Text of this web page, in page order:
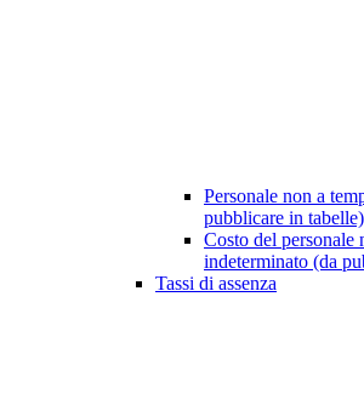
Personale non a
pubblicare in tabelle)
Costo del personale
indeterminato (da
Tassi di assenza